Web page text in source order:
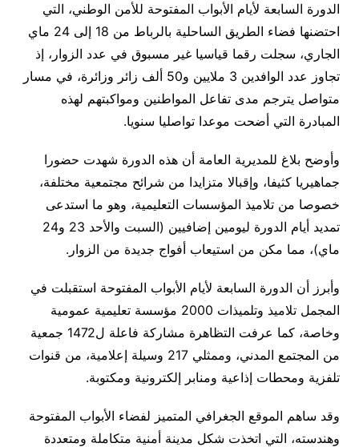
الدورة السابعة لأيام الأبواب المفتوحة للأمن الوطني، التي
احتضنها فضاء الطريق الساحلية بالرباط من 18 إلى 24 ماي
الجاري، سجلت رقما قياسيا غير مسبوق في عدد الزوار، إذ
تجاوز عدد الوافدين 3 ملايين و50 ألف زائر وزائرة، في مسار
متواصل يترجم مدى تفاعل المواطنين ومواكبتهم لهذه
المبادرة التي أضحت موعدا تواصليا سنويا.
وأوضح بلاغ للمديرية العامة أن هذه الدورة شهدت حضورا
جماهيريا كثيفا، وإقبالا متزايدا من شرائح مجتمعية مختلفة،
خصوصا من تلاميذ المؤسسات التعليمية، وهو ما استدعى
تمديد أيام الدورة ليومين إضافيين (السبت والأحد 23 و24
ماي)، مما مكن من استيعاب أفواج جديدة من الزوار.
وأبرز أن الدورة السابعة لأيام الأبواب المفتوحة استقبلت في
المجمل تلاميذ وتلميذات 2000 مؤسسة تعليمية عمومية
وخاصة، كما عرفت التظاهرة مشاركة فاعلة ل1472 جمعية
من المجتمع المدني، وممثلي 217 وسيلة إعلامية، من قنوات
تلفزية ومحطات إذاعية ومنابر إلكترونية ومكتوبة.
وقد ساهم الموقع الجغرافي المتميز لفضاء الأبواب المفتوحة
وهندسته، التي اتخذت شكل مدينة أمنية متكاملة ومتعددة